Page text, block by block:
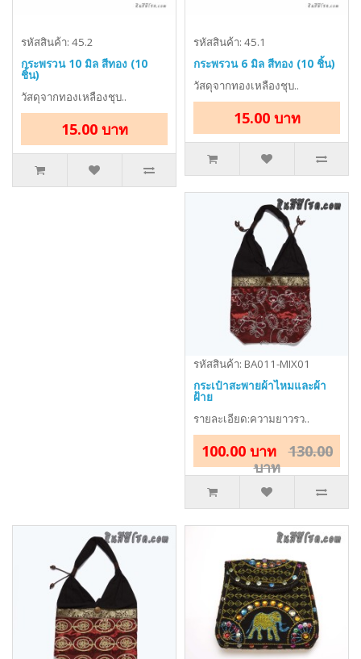
รหัสสินค้า: 45.2
กระพรวน 10 มิล สีทอง (10
ชิ้น)
วัสดุจากทองเหลืองชุบ..
15.00 บาท
รหัสสินค้า: 45.1
กระพรวน 6 มิล สีทอง (10 ชิ้น)
วัสดุจากทองเหลืองชุบ..
15.00 บาท
รหัสสินค้า: BA011-MIX01
กระเป๋าสะพายผ้าไหมและผ้า
ฝ้าย
รายละเอียด:ความยาวรว..
100.00 บาท
130.00
บาท